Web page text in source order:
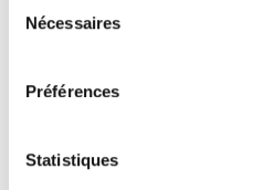
Nécessaires
Préférences
Statistiques
Données et Référentiels sur
constitue une référence
l’harmonisation des données
l’accessibilité des données